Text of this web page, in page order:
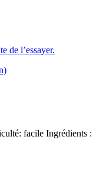
de l’essayer.
facile Ingrédients :